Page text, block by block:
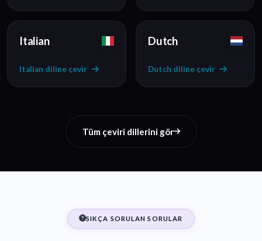
Italian
Italian diline çevir
Dutch
Dutch diline çevir
Tüm çeviri dillerini gör
SIKÇA SORULAN SORULAR